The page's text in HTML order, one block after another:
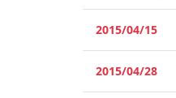
2015/04/15
2015/04/28